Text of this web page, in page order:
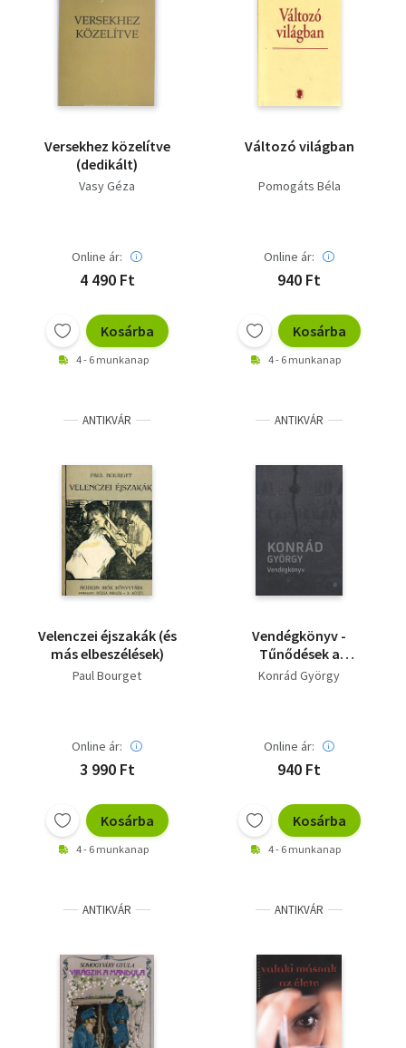
Versekhez közelítve
(dedikált)
Vasy Géza
Online ár:
4 490 Ft
Kosárba
4 - 6 munkanap
Változó világban
Pomogáts Béla
Online ár:
940 Ft
Kosárba
4 - 6 munkanap
ANTIKVÁR
Velenczei éjszakák (és
más elbeszélések)
Paul Bourget
Online ár:
3 990 Ft
Kosárba
4 - 6 munkanap
ANTIKVÁR
Vendégkönyv -
Tűnődések a
szabadságról -
Konrád György
Online ár:
940 Ft
Kosárba
4 - 6 munkanap
ANTIKVÁR ANTIKVÁR